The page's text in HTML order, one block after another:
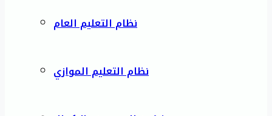
نظام التعليم العام
نظام التعليم الموازي